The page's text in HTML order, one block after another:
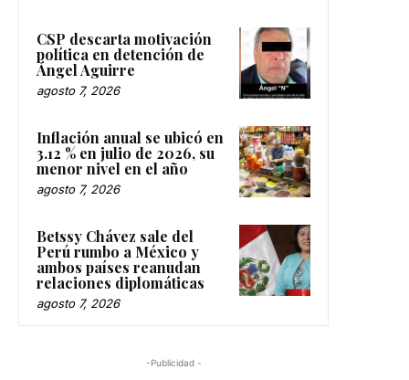
CSP descarta motivación
política en detención de
Ángel Aguirre
agosto 7, 2026
Inflación anual se ubicó en
3.12 % en julio de 2026, su
menor nivel en el año
agosto 7, 2026
Betssy Chávez sale del
Perú rumbo a México y
ambos países reanudan
relaciones diplomáticas
agosto 7, 2026
-Publicidad -